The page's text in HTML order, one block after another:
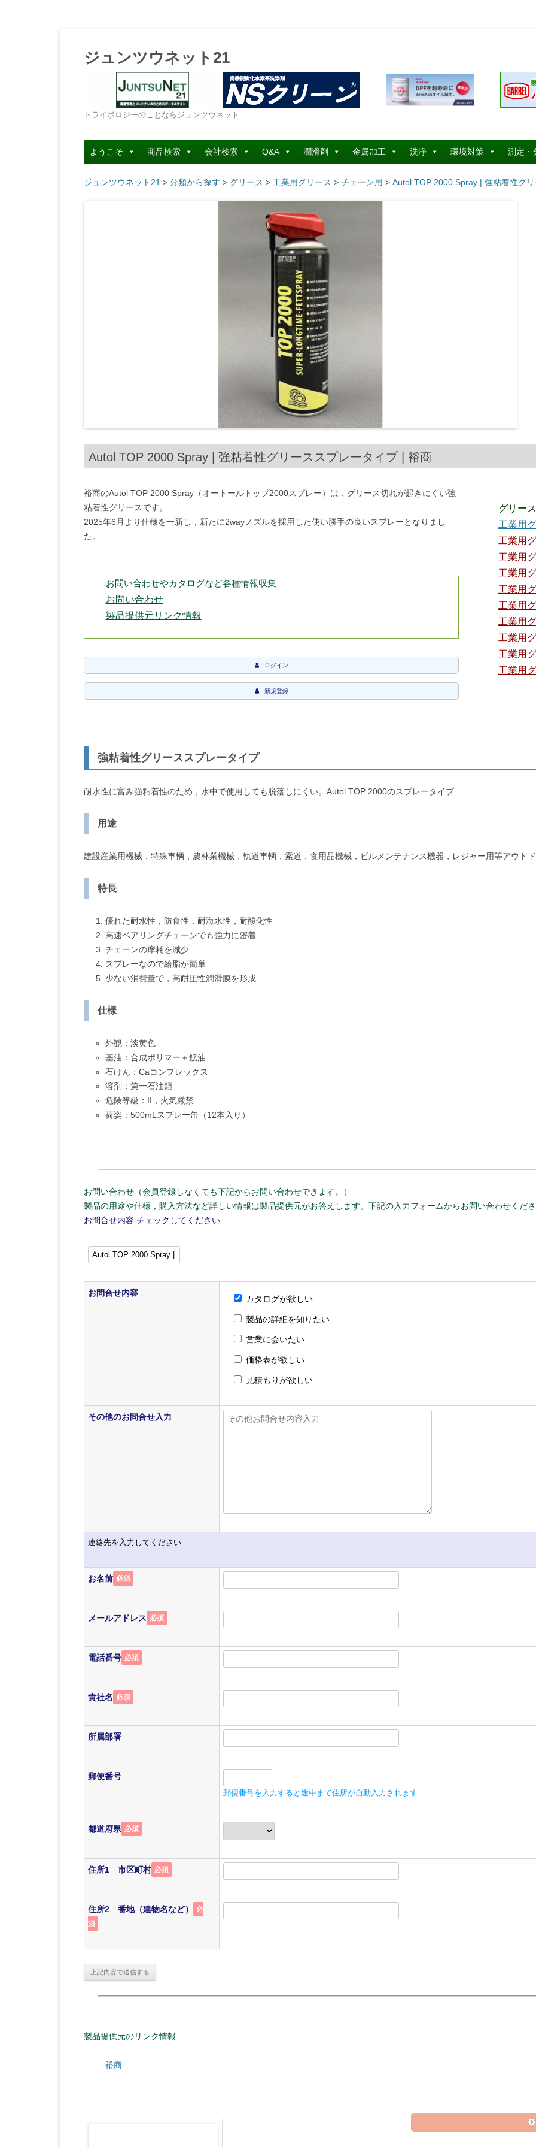
ジュンツウネット21
トライボロジーのことならジュンツウネット
コ
ン
テ
ン
へ
キ
ようこそ 商品検索 会社検索 Q&A 潤滑剤 金属加工 洗浄 環境対策 測定・
ジュンツウネット21 > 分類から探す > グリース > 工業用グリース > チェーン用 > Autol TOP 2000 Spray | 強粘着性グ
Autol TOP 2000 Spray | 強粘着性グリーススプレータイプ | 裕商
裕商のAutol TOP 2000 Spray（オートールトップ2000スプレー）は，グリース切れが起きにくい強
粘着性グリースです。
2025年6月より仕様を一新し，新たに2wayノズルを採用した使い勝手の良いスプレーとなりまし
た。
お問い合わせやカタログなど各種情報収集
お問い合わせ
製品提供元リンク情報
ログイン
新規登録
グリース
工業用
工業用
工業用
工業用
工業用
工業用
工業用
工業用
工業用
工業用
強粘着性グリーススプレータイプ
耐水性に富み強粘着性のため，水中で使用しても脱落しにくい。Autol TOP 2000のスプレータイプ
用途
建設産業用機械，特殊車輌，農林業機械，軌道車輌，索道，食用品機械，ビルメンテナンス機器，レジャー用等アウト
特長
優れた耐水性，防食性，耐海水性，耐酸化性
高速ベアリングチェーンでも強力に密着
チェーンの摩耗を減少
スプレーなので給脂が簡単
少ない消費量で，高耐圧性潤滑膜を形成
仕様
外観：淡黄色
基油：合成ポリマー＋鉱油
石けん：Caコンプレックス
溶剤：第一石油類
危険等級：II，火気厳禁
荷姿：500mLスプレー缶（12本入り）
お問い合わせ（会員登録しなくても下記からお問い合わせできます。）
製品の用途や仕様，購入方法など詳しい情報は製品提供元がお答えします。下記の入力フォームからお問い合わせくだ
お問合せ内容 チェックしてください
お問合せ内容
カタログが欲しい
製品の詳細を知りたい
営業に会いたい
価格表が欲しい
見積もりが欲しい
その他のお問合せ入力
連絡先を入力してください
お名前 必須
メールアドレス 必須
電話番号 必須
貴社名 必須
所属部署
郵便番号
郵便番号を入力すると途中まで住所が自動入力されます
都道府県 必須
住所1 市区町村 必須
住所2 番地（建物名など）
必
須
製品提供元のリンク情報
裕商